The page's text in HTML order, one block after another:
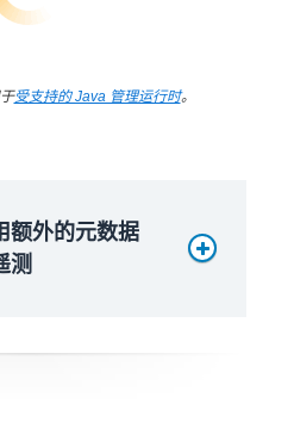
* 0.20 USD =
受支持的 Java 管理运行时。
额外的元数据
测